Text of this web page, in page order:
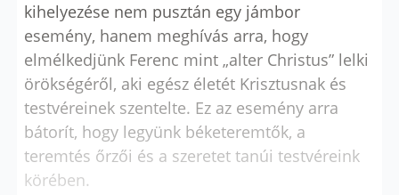
kihelyezése nem pusztán egy jámbor
esemény, hanem meghívás arra, hogy
elmélkedjünk Ferenc mint „alter Christus” lelki
örökségéről, aki egész életét Krisztusnak és
testvéreinek szentelte. Ez az esemény arra
bátorít, hogy legyünk béketeremtők, a
teremtés őrzői és a szeretet tanúi testvéreink
körében.